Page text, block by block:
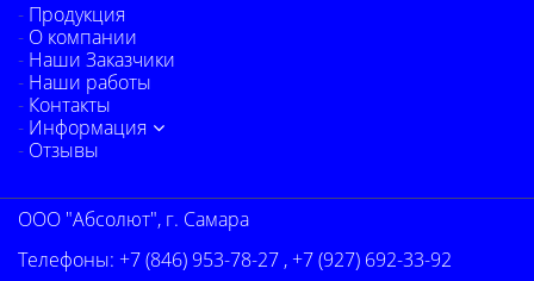
Продукция
О компании
Наши Заказчики
Наши работы
Контакты
Информация
Отзывы
ООО "Абсолют", г. Самара
Телефоны: +7 (846) 953-78-27 , +7 (927) 692-33-92